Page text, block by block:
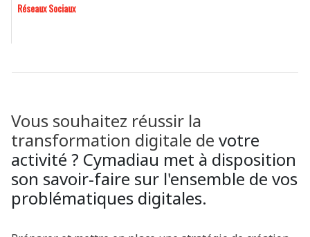
Réseaux Sociaux
Vous souhaitez réussir la
transformation digitale de votre
activité ? Cymadiau met à disposition
son savoir-faire sur l'ensemble de vos
problématiques digitales.